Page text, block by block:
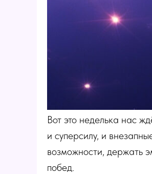
Вот это неделька нас
и суперсилу, и
возможности, держать
побед.